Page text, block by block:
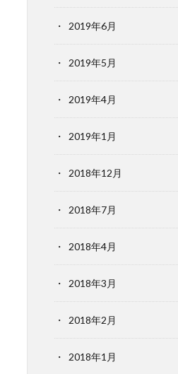
2019年6月
2019年5月
2019年4月
2019年1月
2018年12月
2018年7月
2018年4月
2018年3月
2018年2月
2018年1月